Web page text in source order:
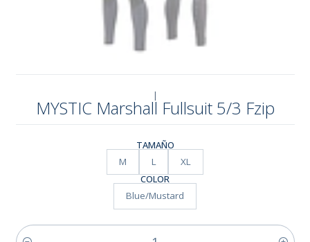
|
MYSTIC Marshall Fullsuit 5/3 Fzip
TAMAÑO
M
L
XL
COLOR
Blue/Mustard